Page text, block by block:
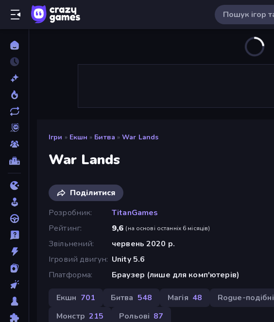
Ігри » Екшн » Битва » War Lands
War Lands
Поділитися
Розробник
TitanGames
Рейтинг
9,6 (на основі останніх 6 місяців)
Звільнений
червень 2020 р.
Ігровий двигун Unity 5.6
Платформа
Браузер (лише для комп'ютерів)
Екшн 701 Битва 548 Магія 48 Rogue-подібні
Монстр 215 Рольові 87